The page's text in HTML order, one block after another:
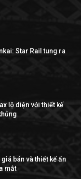
Star Rail tung ra
lộ diện với thiết kế
bán và thiết kế ấn
mắt